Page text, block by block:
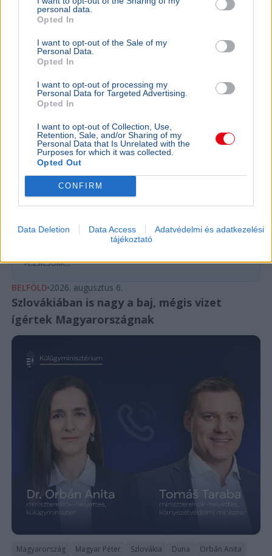
personal data.
Opted In
I want to opt-out of the Sale of my
Personal Data.
Opted In
I want to opt-out of processing my
Personal Data for Targeted Advertising.
Opted In
I want to opt-out of Collection, Use,
Retention, Sale, and/or Sharing of my
Personal Data that Is Unrelated with the
Purposes for which it was collected.
Opted Out
CONFIRM
Data Deletion Data Access
Adatvédelmi és adatkezelési
tájékoztató
BELFÖLD
Összeomlás szélén a víziközmű-rendszer:
A teljes éves bevételt a csövek
cseréjére kellene költeni
A magyar víziközmű-hálózat közel 80 százaléka
kritikus állapotban van, a csőtörések száma
rezsicsökk...
Az Amundi
kegyelmi
BELFÖLD 2026. augusztus 6.
Szlovákiában is nagy a baj, mégis vizet
ígértek Magyarországnak
Magyarország Magyar Péter Szlovákia Duna Orbán Anita